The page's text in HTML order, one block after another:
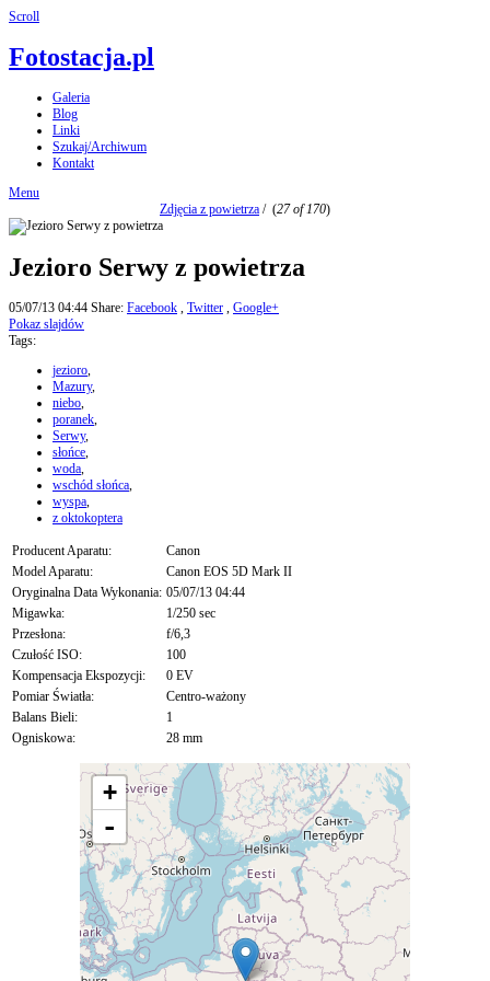
Scroll
Fotostacja.pl
Galeria
Blog
Linki
Szukaj/Archiwum
Kontakt
Menu
Zdjęcia z powietrza / (27 of 170)
Jezioro Serwy z powietrza
05/07/13 04:44 Share: Facebook , Twitter , Google+
Pokaz slajdów
Tags:
jezioro,
Mazury,
niebo,
poranek,
Serwy,
słońce,
woda,
wschód słońca,
wyspa,
z oktokoptera
Producent Aparatu:
Canon
Model Aparatu:
Canon EOS 5D Mark II
Oryginalna Data Wykonania: 05/07/13 04:44
Migawka:
1/250 sec
Przesłona:
f/6,3
Czułość ISO:
100
Kompensacja Ekspozycji:
0 EV
Pomiar Światła:
Centro-ważony
Balans Bieli:
1
Ogniskowa:
28 mm
+
-